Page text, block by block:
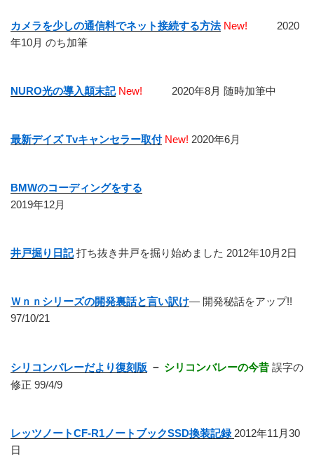
ン
カメラを少しの通信料でネット接続する方法 New! 2020
年10月 のち加筆
NURO光の導入顛末記 New! 2020年8月 随時加筆中
最新デイズ Tvキャンセラー取付New! 2020年6月
BMWのコーディングをする
2019年12月
井戸掘り日記 打ち抜き井戸を掘り始めました 2012年10月2日
Ｗｎｎシリーズの開発裏話と言い訳け― 開発秘話をアップ!!
97/10/21
シリコンバレーだより復刻版 － シリコンバレーの今昔 誤字の
修正 99/4/9
レッツノートCF-R1ノートブックSSD換装記録 2012年11月30
日